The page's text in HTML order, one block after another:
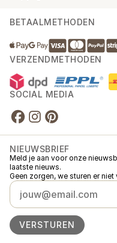
BETAALMETHODEN
VERZENDMETHODEN
SOCIAL MEDIA
NIEUWSBRIEF
Meld je aan voor onze
laatste nieuws.
Geen zorgen, we sturen er niet
VERSTUREN